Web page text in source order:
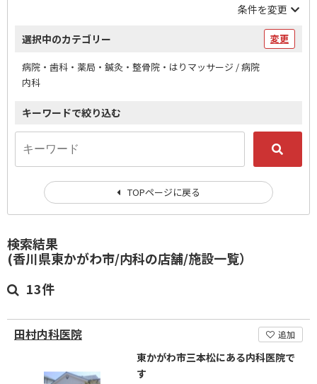
検索結果
(香川県東かがわ市/内科の店舗/施設一覧）
13件
田村内科医院 追加
東かがわ市三本松にある内科医院で
す
条件を変更
選択中のカテゴリー 変更
病院・歯科・薬局・鍼灸・整骨院・はりマッサージ / 病院
内科
キーワードで絞り込む
TOPページに戻る